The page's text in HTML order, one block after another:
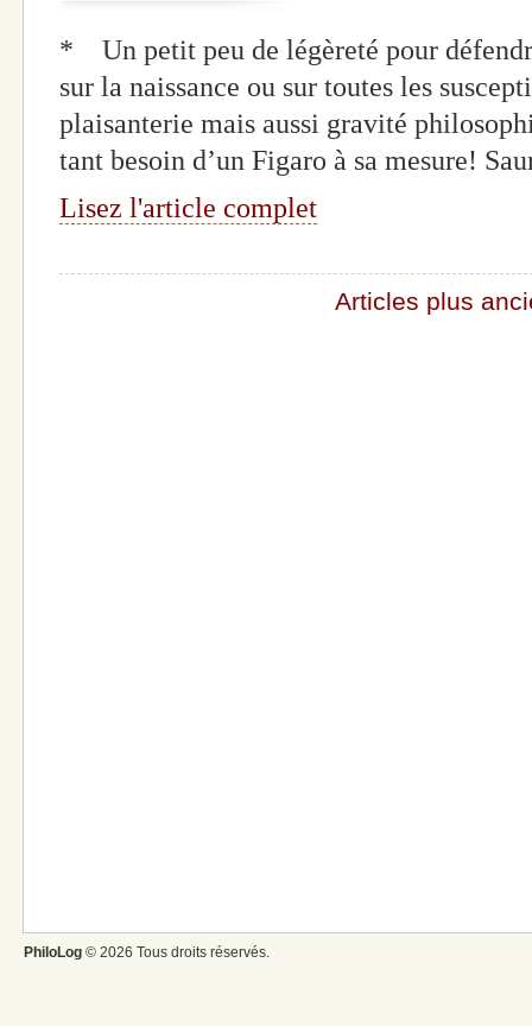
* Un petit peu de légèreté pour
sur la naissance ou sur toutes les
plaisanterie mais aussi gravité
tant besoin d’un Figaro à sa mesure!
Lisez l'article complet
Articles plus
PhiloLog © 2026 Tous droits réservés.